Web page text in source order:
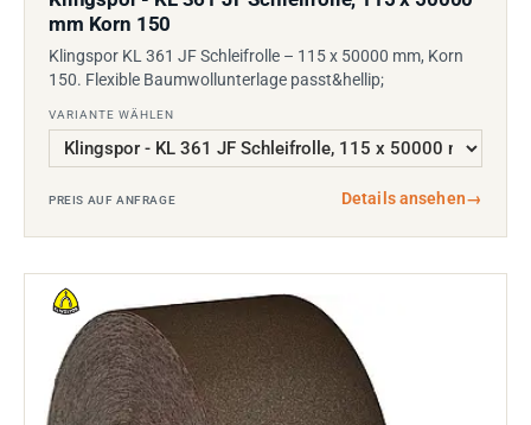
mm Korn 150
Klingspor KL 361 JF Schleifrolle – 115 x 50000 mm, Korn
150. Flexible Baumwollunterlage passt&hellip;
VARIANTE WÄHLEN
PREIS AUF ANFRAGE Details ansehen→